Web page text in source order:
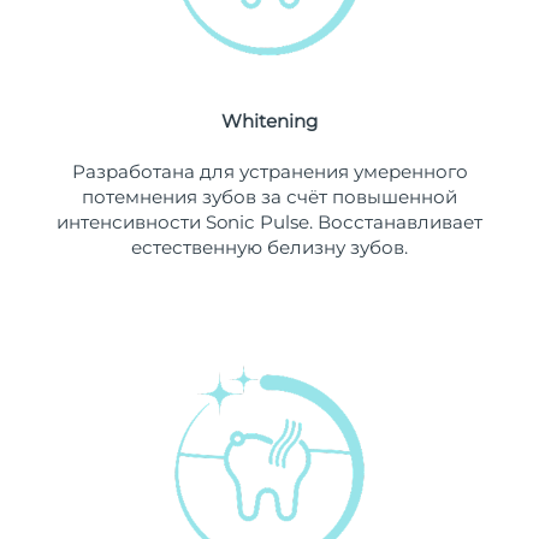
Whitening
Разработана для устранения умеренного
потемнения зубов за счёт повышенной
интенсивности Sonic Pulse. Восстанавливает
естественную белизну зубов.
Ожидаемая дата доставки
Люксембург
Ожидаемая дата доставки
8/11/26
Макао (САР)
Ожидаемая дата доставки
Ожидаемая дата доставки
Ожидаемая дата доставки
Ожидаемая дата доставки